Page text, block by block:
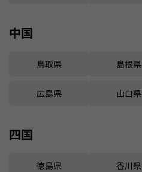
中国
鳥取県 島根県
広島県 山口県
四国
徳島県 香川県